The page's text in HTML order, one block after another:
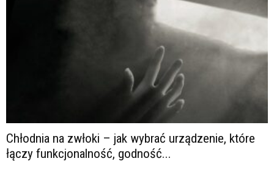
Chłodnia na zwłoki – jak wybrać urządzenie, które
łączy funkcjonalność, godność...